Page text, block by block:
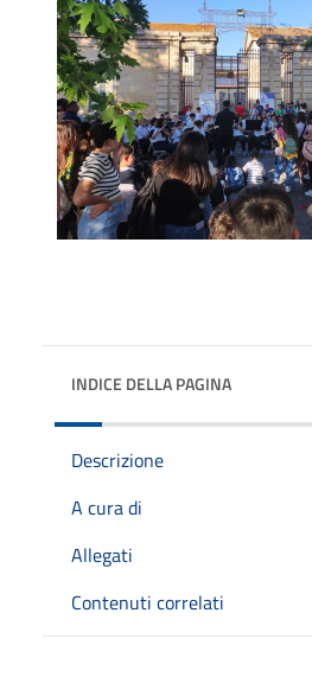
INDICE DELLA PAGINA
Descrizione
A cura di
Allegati
Contenuti correlati